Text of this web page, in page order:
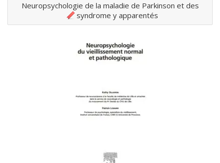
Neuropsychologie de la maladie de Parkinson et des
syndrome y apparentés